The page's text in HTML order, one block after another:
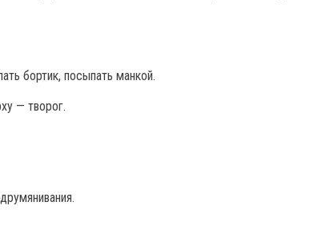
бортик, посыпать манкой.
— творог.